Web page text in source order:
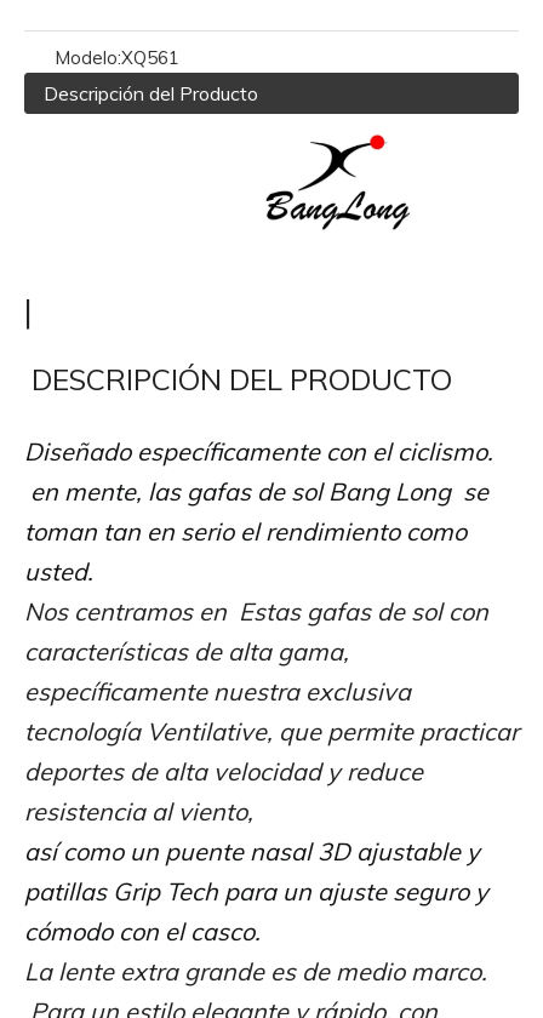
Modelo:XQ561
Descripción del Producto
|
DESCRIPCIÓN DEL PRODUCTO
Diseñado específicamente con el ciclismo.
en mente, las gafas de sol Bang Long se
toman tan en serio el rendimiento como
usted.
Nos centramos en Estas gafas de sol con
características de alta gama,
específicamente nuestra exclusiva
tecnología Ventilative, que permite practicar
deportes de alta velocidad y reduce
resistencia al viento,
así como un puente nasal 3D ajustable y
patillas Grip Tech para un ajuste seguro y
cómodo con el casco.
La lente extra grande es de medio marco.
Para un estilo elegante y rápido, con